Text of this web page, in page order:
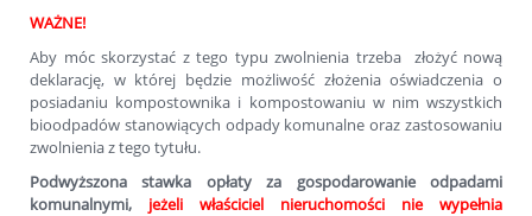
WAŻNE!
Aby móc skorzystać z tego typu zwolnienia trzeba złożyć nową
deklarację, w której będzie możliwość złożenia oświadczenia o
posiadaniu kompostownika i kompostowaniu w nim wszystkich
bioodpadów stanowiących odpady komunalne oraz zastosowaniu
zwolnienia z tego tytułu.
Podwyższona stawka opłaty za gospodarowanie odpadami
komunalnymi, jeżeli właściciel nieruchomości nie wypełnia